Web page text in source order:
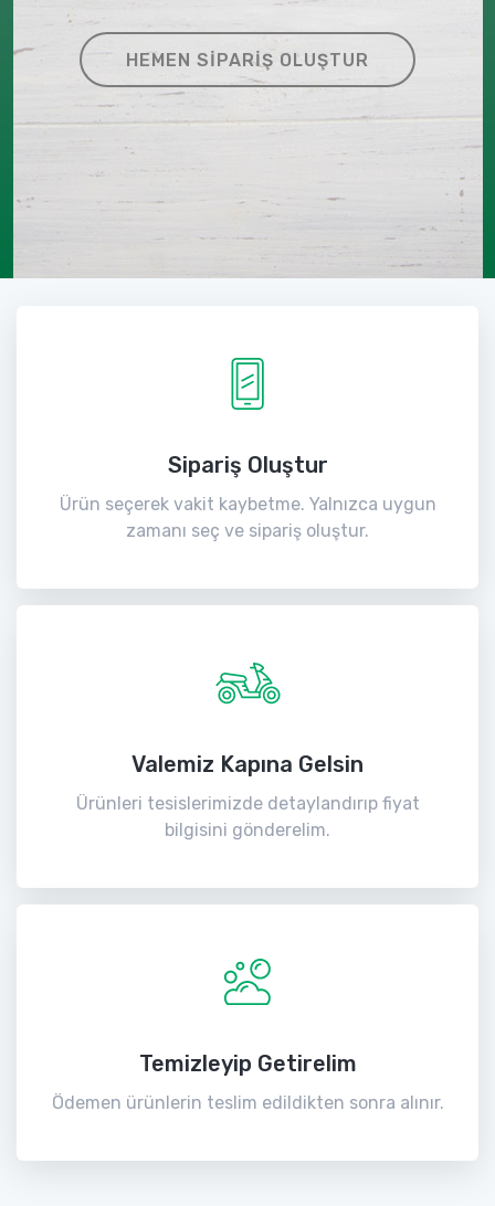
HEMEN SIPARIŞ OLUŞTUR
Sipariş Oluştur
Ürün seçerek vakit kaybetme. Yalnızca uygun
zamanı seç ve sipariş oluştur.
Valemiz Kapına Gelsin
Ürünleri tesislerimizde detaylandırıp fiyat
bilgisini gönderelim.
Temizleyip Getirelim
Ödemen ürünlerin teslim edildikten sonra alınır.